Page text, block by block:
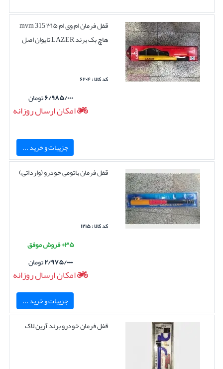
قفل فرمان ام وی ام ۳۱۵ mvm 315
هاچ بک برند LAZER تایوان اصل
کد کالا : ۶۲۰۴
۶/۹۸۵/۰۰۰تومان
امکان ارسال روزانه
جزییات و خرید ...
قفل فرمان باتومی خودرو (وارداتی)
کد کالا : ۱۲۱۵
۳۵+ فروش موفق
۲/۹۷۵/۰۰۰تومان
امکان ارسال روزانه
جزییات و خرید ...
قفل فرمان خودرو برند آرین لاک